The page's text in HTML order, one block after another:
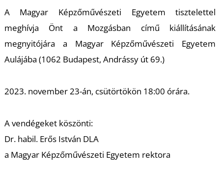
A Magyar Képzőművészeti Egyetem tisztelettel
meghívja Önt a Mozgásban című kiállításának
megnyitójára a Magyar Képzőművészeti Egyetem
Aulájába (1062 Budapest, Andrássy út 69.)
2023. november 23-án, csütörtökön 18:00 órára.
A vendégeket köszönti:
Dr. habil. Erős István DLA
a Magyar Képzőművészeti Egyetem rektora